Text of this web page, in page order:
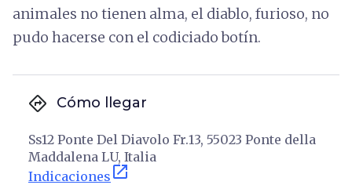
animales no tienen alma, el diablo, furioso, no
pudo hacerse con el codiciado botín.
directions Cómo llegar
Ss12 Ponte Del Diavolo Fr.13, 55023 Ponte della
Maddalena LU, Italia
Indicaciones open_in_new